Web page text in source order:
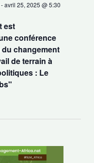
est
conférence
changement
de terrain à
: Le
avril 25, 2025 @ 5:30